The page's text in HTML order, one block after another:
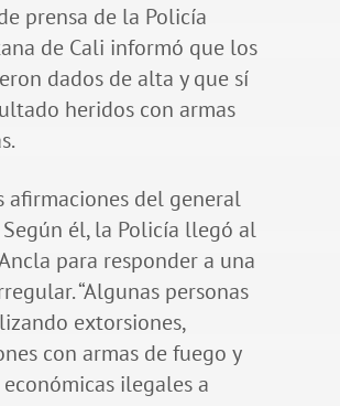
prensa de la Policía
de Cali informó que los
dados de alta y que sí
heridos con armas
afirmaciones del general
Según él, la Policía llegó al
para responder a una
“Algunas personas
extorsiones,
con armas de fuego y
ilegales a